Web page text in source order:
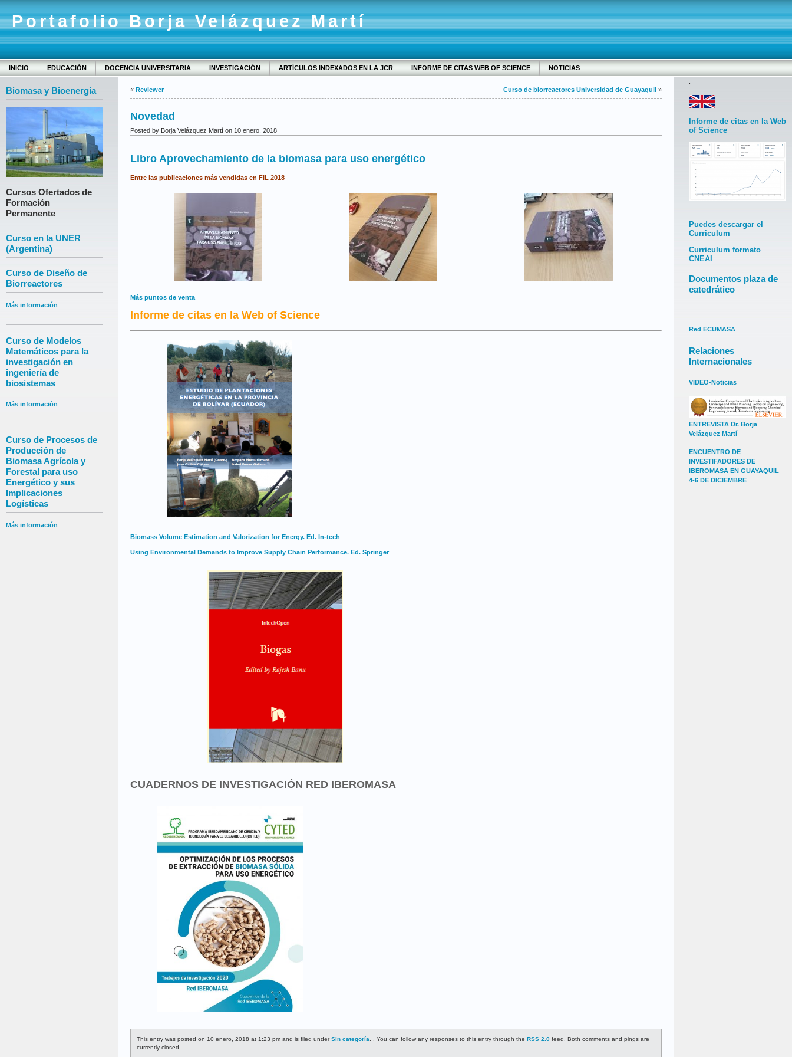
Portafolio Borja Velázquez Martí
INICIO EDUCACIÓN DOCENCIA UNIVERSITARIA INVESTIGACIÓN ARTÍCULOS INDEXADOS EN LA JCR INFORME DE CITAS WEB OF SCIENCE NOTICIAS
Biomasa y Bioenergía
Cursos Ofertados de
Formación
Permanente
Curso en la UNER
(Argentina)
Curso de Diseño de
Biorreactores
Más información
Curso de Modelos
Matemáticos para la
investigación en
ingeniería de
biosistemas
Más información
Curso de Procesos de
Producción de
Biomasa Agrícola y
Forestal para uso
Energético y sus
Implicaciones
Logísticas
Más información
Informe de citas en la Web
of Science
Puedes descargar el
Curriculum
Curriculum formato
CNEAI
Documentos plaza de
catedrático
Red ECUMASA
Relaciones
Internacionales
VIDEO-Noticias
ENTREVISTA Dr. Borja
Velázquez Martí
ENCUENTRO DE
INVESTIFADORES DE
IBEROMASA EN GUAYAQUIL
4-6 DE DICIEMBRE
« Reviewer Curso de biorreactores Universidad de Guayaquil »
Novedad
Posted by Borja Velázquez Martí on 10 enero, 2018
Libro Aprovechamiento de la biomasa para uso energético
Entre las publicaciones más vendidas en FIL 2018
Más puntos de venta
Informe de citas en la Web of Science
Biomass Volume Estimation and Valorization for Energy. Ed. In-tech
Using Environmental Demands to Improve Supply Chain Performance. Ed. Springer
CUADERNOS DE INVESTIGACIÓN RED IBEROMASA
This entry was posted on 10 enero, 2018 at 1:23 pm and is filed underSin categoría. . You can follow any responses to this entry through the RSS 2.0 feed. Both comments and pings are
currently closed.